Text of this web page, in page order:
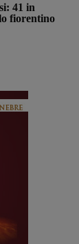
41 in
fiorentino